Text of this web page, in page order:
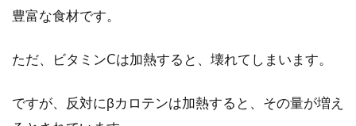
豊富な食材です。
ただ、ビタミンCは加熱すると、壊れてしまいます。
ですが、反対にβカロテンは加熱すると、その量が増え